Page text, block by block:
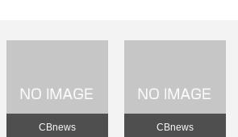
CBnews CBnews